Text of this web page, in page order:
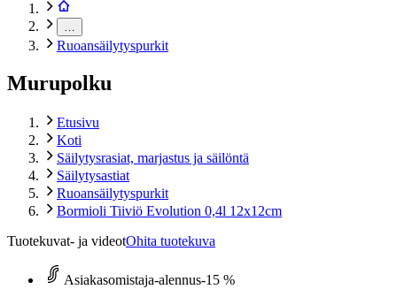
Ruoansäilytyspurkit
Murupolku
Etusivu
Koti
Säilytysrasiat, marjastus ja säilöntä
Säilytysastiat
Ruoansäilytyspurkit
Bormioli Tiiviö Evolution 0,4l 12x12cm
Tuotekuvat- ja videotOhita tuotekuva
Asiakasomistaja-alennus-15 %